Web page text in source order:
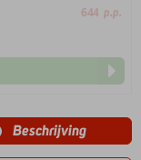
644 p.p.
Beschrijving